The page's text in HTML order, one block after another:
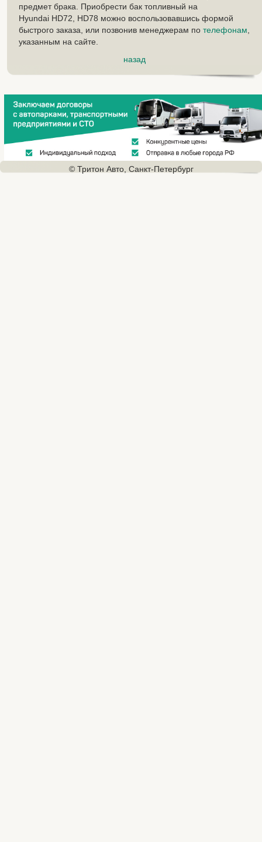
предмет брака. Приобрести бак топливный на
Hyundai HD72, HD78 можно воспользовавшись формой
быстрого заказа, или позвонив менеджерам по телефонам
указанным на сайте.
назад
© Тритон Авто, Санкт-Петербург